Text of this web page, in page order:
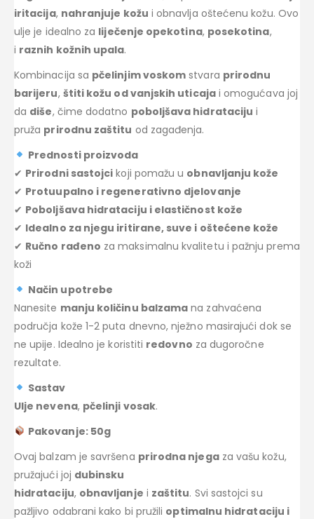
iritacija, nahranjuje kožu i obnavlja oštećenu kožu. Ovo
ulje je idealno za liječenje opekotina, posekotina,
i raznih kožnih upala.
Kombinacija sa pčelinjim voskom stvara prirodnu
barijeru, štiti kožu od vanjskih uticajai omogućava joj
da diše, čime dodatno poboljšava hidrataciju i
pruža prirodnu zaštitu od zagađenja.
Prednosti proizvoda
✔ Prirodni sastojci koji pomažu u obnavljanju kože
✔ Protuupalno i regenerativno djelovanje
✔ Poboljšava hidrataciju i elastičnost kože
✔ Idealno za njegu iritirane, suve i oštećene kože
✔ Ručno rađeno za maksimalnu kvalitetu i pažnju prema
koži
Način upotrebe
Nanesite manju količinu balzama na zahvaćena
područja kože 1-2 puta dnevno, nježno masirajući dok se
ne upije. Idealno je koristiti redovno za dugoročne
rezultate.
Sastav
Ulje nevena, pčelinji vosak.
Pakovanje: 50g
Ovaj balzam je savršena prirodna njegaza vašu kožu,
pružajući joj dubinsku
hidrataciju, obnavljanje i zaštitu. Svi sastojci su
pažljivo odabrani kako bi pružili optimalnu hidrataciju i